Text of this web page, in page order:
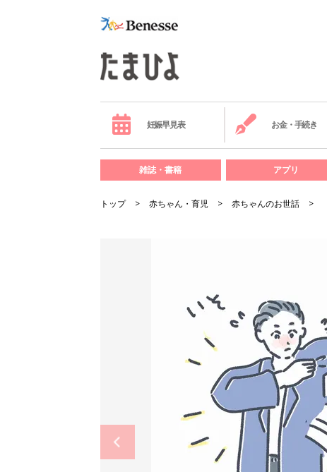
妊娠早見表 お金・手続き
雑誌・書籍 アプリ
トップ 赤ちゃん・育児 赤ちゃんのお世話